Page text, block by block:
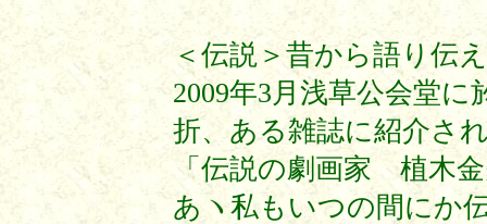
＜伝説＞昔から語り伝
2009年3月浅草公会堂
折、ある雑誌に紹介さ
「伝説の劇画家 植木
あヽ私もいつの間にか